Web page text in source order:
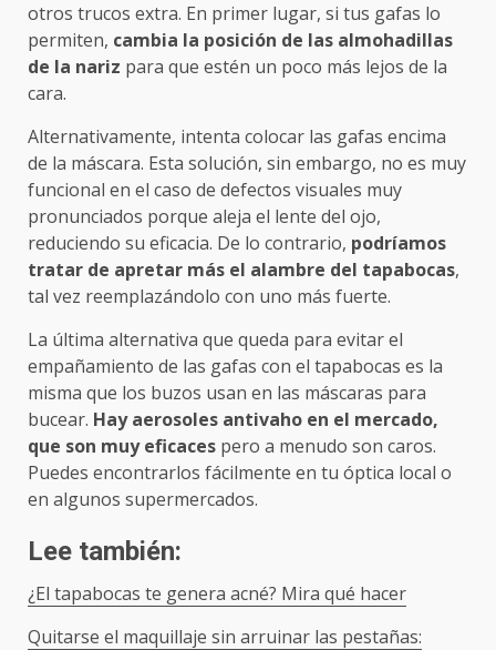
otros trucos extra. En primer lugar, si tus gafas lo
permiten, cambia la posición de las almohadillas
de la nariz para que estén un poco más lejos de la
cara.
Alternativamente, intenta colocar las gafas encima
de la máscara. Esta solución, sin embargo, no es muy
funcional en el caso de defectos visuales muy
pronunciados porque aleja el lente del ojo,
reduciendo su eficacia. De lo contrario, podríamos
tratar de apretar más el alambre del tapabocas,
tal vez reemplazándolo con uno más fuerte.
La última alternativa que queda para evitar el
empañamiento de las gafas con el tapabocas es la
misma que los buzos usan en las máscaras para
bucear. Hay aerosoles antivaho en el mercado,
que son muy eficaces pero a menudo son caros.
Puedes encontrarlos fácilmente en tu óptica local o
en algunos supermercados.
Lee también:
¿El tapabocas te genera acné? Mira qué hacer
Quitarse el maquillaje sin arruinar las pestañas: